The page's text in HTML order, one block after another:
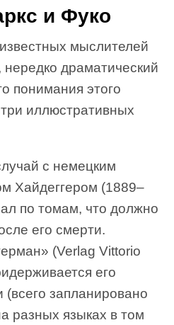
и Фуко
мыслителей
драматический
понимания этого
иллюстративных
с немецким
Хайдеггером (1889–
по томам, что должно
его смерти.
(Verlag Vittorio
его
запланировано
разных языках в том